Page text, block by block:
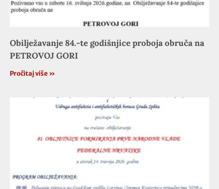
Obilježavanje 84.-te godišnjice proboja obruča na
PETROVOJ GORI
Pročitaj više »